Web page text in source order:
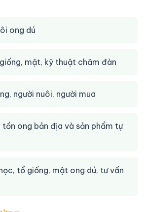
ong dú
mật, kỹ thuật chăm đàn
người nuôi, người mua
tồn ong bản địa và sản phẩm tự
tổ giống, mật ong dú, tư vấn